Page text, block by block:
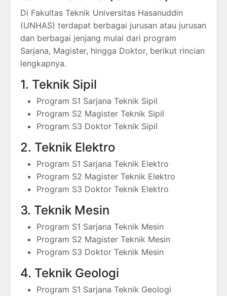
Di Fakultas Teknik Universitas Hasanuddin
(UNHAS) terdapat berbagai jurusan atau jurusan
dan berbagai jenjang mulai dari program
Sarjana, Magister, hingga Doktor, berikut rincian
lengkapnya.
1. Teknik Sipil
Program S1 Sarjana Teknik Sipil
Program S2 Magister Teknik Sipil
Program S3 Doktor Teknik Sipil
2. Teknik Elektro
Program S1 Sarjana Teknik Elektro
Program S2 Magister Teknik Elektro
Program S3 Doktor Teknik Elektro
3. Teknik Mesin
Program S1 Sarjana Teknik Mesin
Program S2 Magister Teknik Mesin
Program S3 Doktor Teknik Mesin
4. Teknik Geologi
Program S1 Sarjana Teknik Geologi